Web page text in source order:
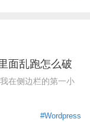
面乱跑怎么破
在侧边栏的第一小
#Wordpress